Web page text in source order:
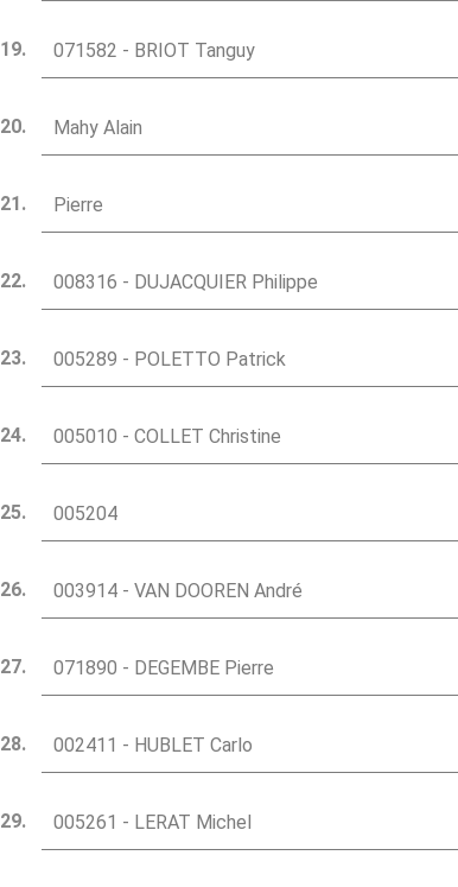
071582 - BRIOT Tanguy
Mahy Alain
Pierre
008316 - DUJACQUIER Philippe
005289 - POLETTO Patrick
005010 - COLLET Christine
005204
003914 - VAN DOOREN André
071890 - DEGEMBE Pierre
002411 - HUBLET Carlo
005261 - LERAT Michel